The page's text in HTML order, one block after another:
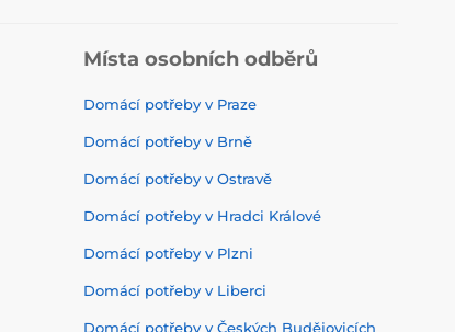
Místa osobních odběrů
Domácí potřeby v Praze
Domácí potřeby v Brně
Domácí potřeby v Ostravě
Domácí potřeby v Hradci Králové
Domácí potřeby v Plzni
Domácí potřeby v Liberci
Domácí potřeby v Českých Budějovicích